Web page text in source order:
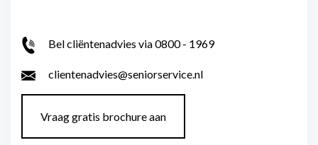
Bel cliëntenadvies via 0800 - 1969
clientenadvies@seniorservice.nl
Vraag gratis brochure aan